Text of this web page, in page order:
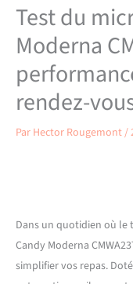
Test du
Moderna
rendez-
Par Hector Rougemont/
Dans un quotidien où le
Candy Moderna
simplifier vos repas.